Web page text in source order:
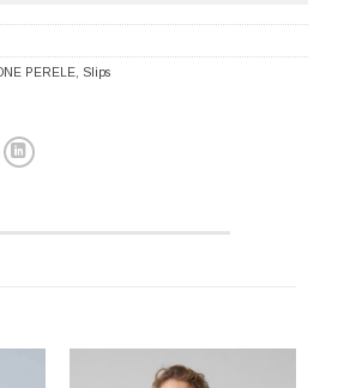
PERELE Slips